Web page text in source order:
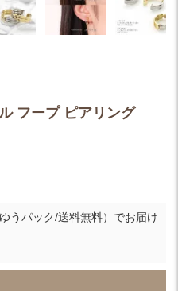
フープ ピアリング
うパック/送料無料） でお届け